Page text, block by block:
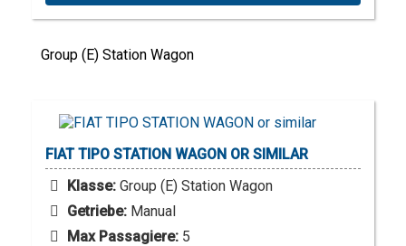
Group (E) Station Wagon
FIAT TIPO STATION WAGON OR SIMILAR
Klasse: Group (E) Station Wagon
Getriebe: Manual
Max Passagiere: 5